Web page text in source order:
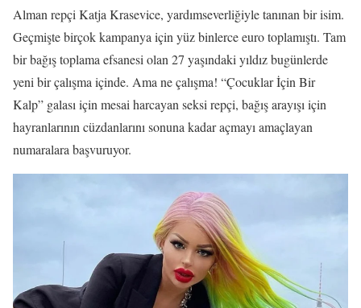
Alman repçi Katja Krasevice, yardımseverliğiyle tanınan bir isim.
Geçmişte birçok kampanya için yüz binlerce euro toplamıştı. Tam
bir bağış toplama efsanesi olan 27 yaşındaki yıldız bugünlerde
yeni bir çalışma içinde. Ama ne çalışma! “Çocuklar İçin Bir
Kalp” galası için mesai harcayan seksi repçi, bağış arayışı için
hayranlarının cüzdanlarını sonuna kadar açmayı amaçlayan
numaralara başvuruyor.